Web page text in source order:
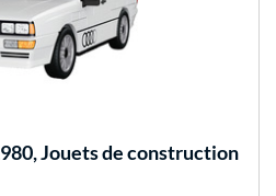
Jouets de construction